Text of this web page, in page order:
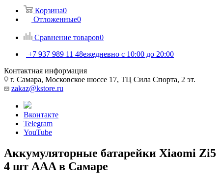
Корзина0
Отложенные0
Сравнение товаров0
+7 937 989 11 48ежедневно с 10:00 до 20:00
Контактная информация
г. Самара, Московское шоссе 17, ТЦ Сила Спорта, 2 эт.
zakaz@kstore.ru
Вконтакте
Telegram
YouTube
Аккумуляторные батарейки Xiaomi Zi5
4 шт AAA в Самаре